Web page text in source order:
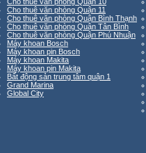
Cho thuê văn phòng Quận 11
Cho thuê văn phòng Quận Bình Thạnh
Cho thuê văn phòng Quận Tân Bình
Cho thuê văn phòng Quận Phú Nhuận
Máy khoan Bosch
Máy khoan pin Bosch
Máy khoan Makita
Máy khoan pin Makita
Bất động sản trung tâm quận 1
Grand Marina
Global City